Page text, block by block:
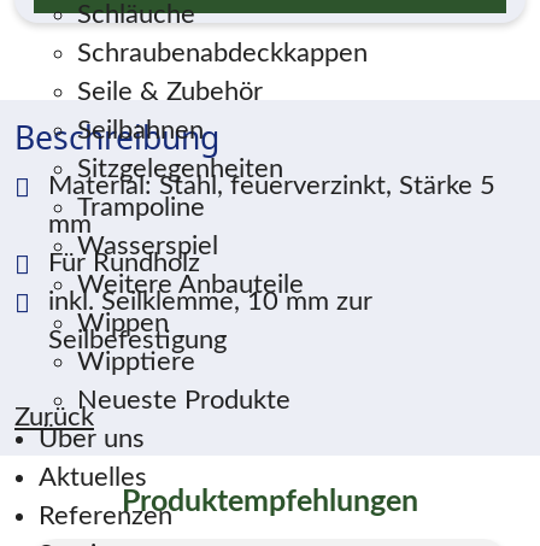
Schläuche
Schraubenabdeckkappen
Seile & Zubehör
Seilbahnen
Sitzgelegenheiten
Trampoline
Wasserspiel
Weitere Anbauteile
Wippen
Wipptiere
Neueste Produkte
Über uns
Aktuelles
Referenzen
Beschreibung
Material: Stahl, feuerverzinkt, Stärke 5
mm
Für Rundholz
inkl. Seilklemme, 10 mm zur
Seilbefestigung
Zurück
Produktempfehlungen